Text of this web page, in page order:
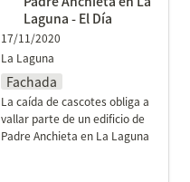
Laguna - El Día
17/11/2020
La Laguna
Fachada
La caída de cascotes obliga a
vallar parte de un edificio de
Padre Anchieta en La Laguna